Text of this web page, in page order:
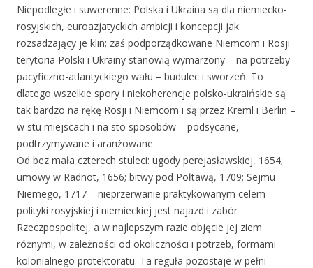
Niepodległe i suwerenne: Polska i Ukraina są dla niemiecko-
rosyjskich, euroazjatyckich ambicji i koncepcji jak
rozsadzający je klin; zaś podporządkowane Niemcom i Rosji
terytoria Polski i Ukrainy stanowią wymarzony – na potrzeby
pacyficzno-atlantyckiego wału – budulec i sworzeń. To
dlatego wszelkie spory i niekoherencje polsko-ukraińskie są
tak bardzo na rękę Rosji i Niemcom i są przez Kreml i Berlin –
w stu miejscach i na sto sposobów – podsycane,
podtrzymywane i aranżowane.
Od bez mała czterech stuleci: ugody perejasławskiej, 1654;
umowy w Radnot, 1656; bitwy pod Połtawą, 1709; Sejmu
Niemego, 1717 – nieprzerwanie praktykowanym celem
polityki rosyjskiej i niemieckiej jest najazd i zabór
Rzeczpospolitej, a w najlepszym razie objęcie jej ziem
różnymi, w zależności od okoliczności i potrzeb, formami
kolonialnego protektoratu. Ta reguła pozostaje w pełni